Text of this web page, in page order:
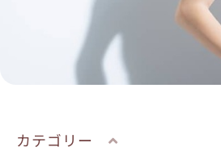
カテゴリー